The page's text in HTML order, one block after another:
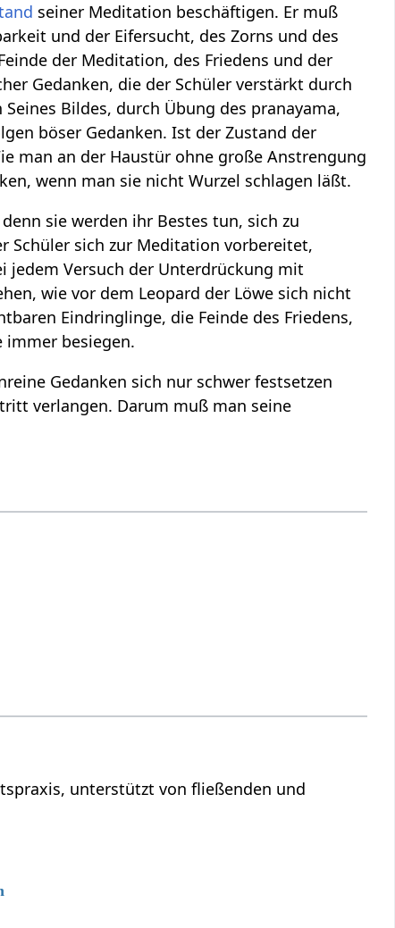
seiner Meditation beschäftigen. Er muß
und der Eifersucht, des Zorns und des
der Meditation, des Friedens und der
Gedanken, die der Schüler verstärkt durch
Bildes, durch Übung des pranayama,
böser Gedanken. Ist der Zustand der
man an der Haustür ohne große Anstrengung
wenn man sie nicht Wurzel schlagen läßt.
sie werden ihr Bestes tun, sich zu
Schüler sich zur Meditation vorbereitet,
jedem Versuch der Unterdrückung mit
wie vor dem Leopard der Löwe sich nicht
Eindringlinge, die Feinde des Friedens,
immer besiegen.
Gedanken sich nur schwer festsetzen
verlangen. Darum muß man seine
unterstützt von fließenden und